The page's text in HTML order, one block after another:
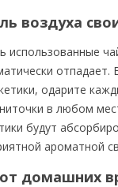
воздуха
использованные
одарите
в любом
будут
ароматной
домашних